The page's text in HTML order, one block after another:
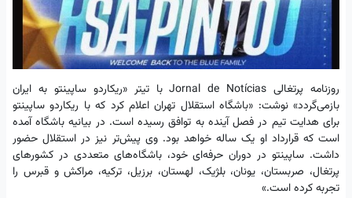
روزنامه پرتغالی Jornal de Notícias با تیتر «ریکاردو ساپینتو به ایران
بازمی‌گردد» نوشت: «باشگاه استقلال تهران اعلام کرد که با ریکاردو ساپینتو
برای هدایت تیم در فصل آینده به توافق رسیده است. در بیانیه باشگاه آمده
است که قرارداد او یک ساله خواهد بود. وی پیش‌تر نیز در استقلال حضور
داشت. ساپینتو در دوران حرفه‌ای خود، باشگاه‌های متعددی در کشورهای
پرتغال، صربستان، یونان، بلژیک، لهستان، برزیل، ترکیه، مراکش و قبرس را
تجربه کرده است.»